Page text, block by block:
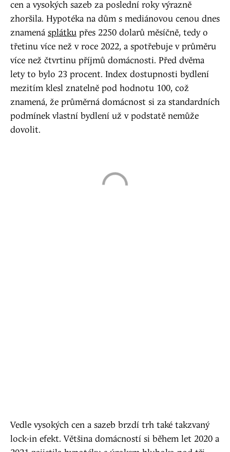
cen a vysokých sazeb za poslední roky výrazně
zhoršila. Hypotéka na dům s mediánovou cenou dnes
znamená splátku přes 2250 dolarů měsíčně, tedy o
třetinu více než v roce 2022, a spotřebuje v průměru
více než čtvrtinu příjmů domácnosti. Před dvěma
lety to bylo 23 procent. Index dostupnosti bydlení
mezitím klesl znatelně pod hodnotu 100, což
znamená, že průměrná domácnost si za standardních
podmínek vlastní bydlení už v podstatě nemůže
dovolit.
Vedle vysokých cen a sazeb brzdí trh také takzvaný
lock-in efekt. Většina domácností si během let 2020 a